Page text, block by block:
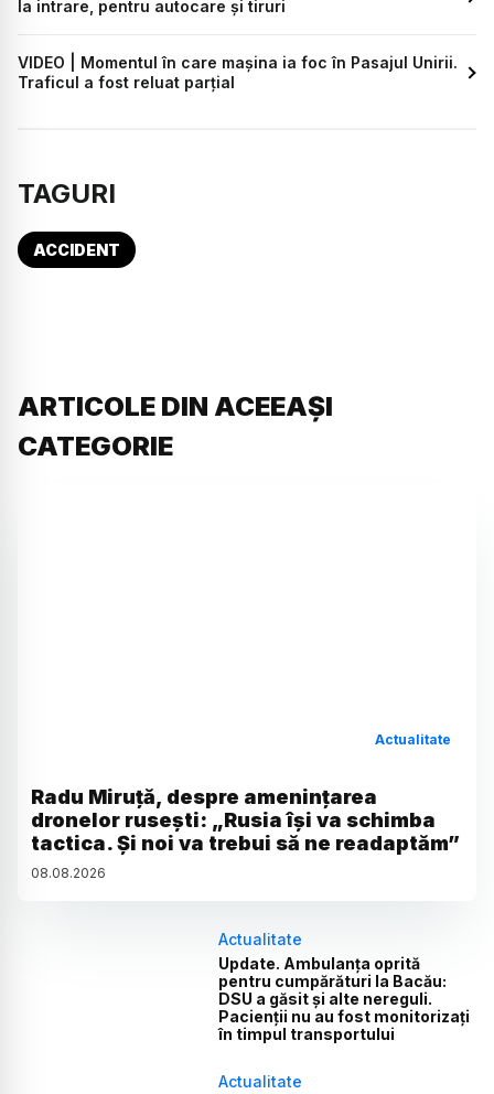
la intrare, pentru autocare și tiruri
VIDEO | Momentul în care mașina ia foc în Pasajul Unirii.
Traficul a fost reluat parțial
TAGURI
ACCIDENT
ARTICOLE DIN ACEEAȘI
CATEGORIE
Actualitate
Radu Miruță, despre amenințarea
dronelor rusești: „Rusia își va schimba
tactica. Și noi va trebui să ne readaptăm”
08.08.2026
Actualitate
Update. Ambulanța oprită
pentru cumpărături la Bacău:
DSU a găsit și alte nereguli.
Pacienții nu au fost monitorizați
în timpul transportului
Actualitate